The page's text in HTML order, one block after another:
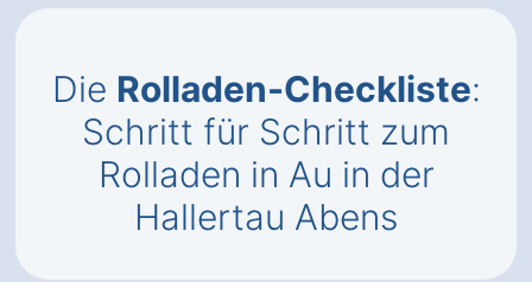
Die Rolladen-Checkliste:
Schritt für Schritt zum
Rolladen in Au in der
Hallertau Abens